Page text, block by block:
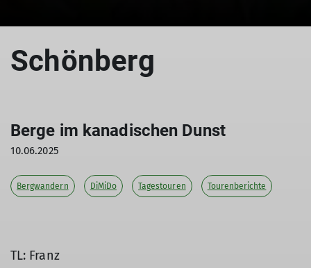
Schönberg
Berge im kanadischen Dunst
10.06.2025
Bergwandern DiMiDo Tagestouren Tourenberichte
TL: Franz